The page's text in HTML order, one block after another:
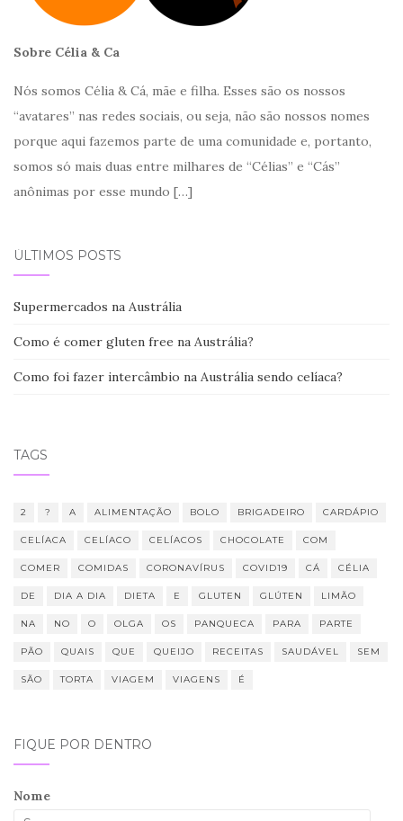
Sobre Célia & Ca
Nós somos Célia & Cá, mãe e filha. Esses são os nossos
“avatares” nas redes sociais, ou seja, não são nossos nomes
porque aqui fazemos parte de uma comunidade e, portanto,
somos só mais duas entre milhares de “Célias” e “Cás”
anônimas por esse mundo […]
ÚLTIMOS POSTS
Supermercados na Austrália
Como é comer gluten free na Austrália?
Como foi fazer intercâmbio na Austrália sendo celíaca?
TAGS
2 ? A ALIMENTAÇÃO BOLO BRIGADEIRO CARDÁPIO
CELÍACA CELÍACO CELÍACOS CHOCOLATE COM
COMER COMIDAS CORONAVÍRUS COVID19 CÁ CÉLIA
DE DIA A DIA DIETA E GLUTEN GLÚTEN LIMÃO
NA NO O OLGA OS PANQUECA PARA PARTE
PÃO QUAIS QUE QUEIJO RECEITAS SAUDÁVEL SEM
SÃO TORTA VIAGEM VIAGENS É
FIQUE POR DENTRO
Nome